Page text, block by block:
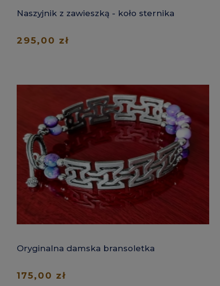
Naszyjnik z zawieszką - koło sternika
295,00 zł
Oryginalna damska bransoletka
175,00 zł